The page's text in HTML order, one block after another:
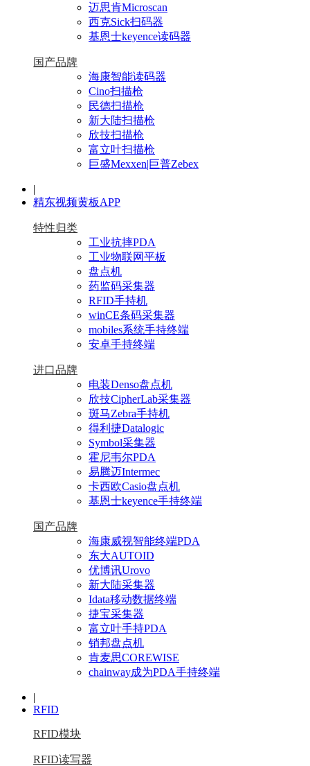
迈思肯Microscan
西克Sick扫码器
基恩士keyence读码器
国产品牌
海康智能读码器
Cino扫描枪
民德扫描枪
新大陆扫描枪
欣技扫描枪
富立叶扫描枪
巨盛Mexxen|巨普Zebex
|
精东视频黄板APP
特性归类
工业抗摔PDA
工业物联网平板
盘点机
药监码采集器
RFID手持机
winCE条码采集器
mobiles系统手持终端
安卓手持终端
进口品牌
电装Denso盘点机
欣技CipherLab采集器
斑马Zebra手持机
得利捷Datalogic
Symbol采集器
霍尼韦尔PDA
易腾迈Intermec
卡西欧Casio盘点机
基恩士keyence手持终端
国产品牌
海康威视智能终端PDA
东大AUTOID
优博讯Urovo
新大陆采集器
Idata移动数据终端
捷宝采集器
富立叶手持PDA
销邦盘点机
肯麦思COREWISE
chainway成为PDA手持终端
|
RFID
RFID模块
RFID读写器